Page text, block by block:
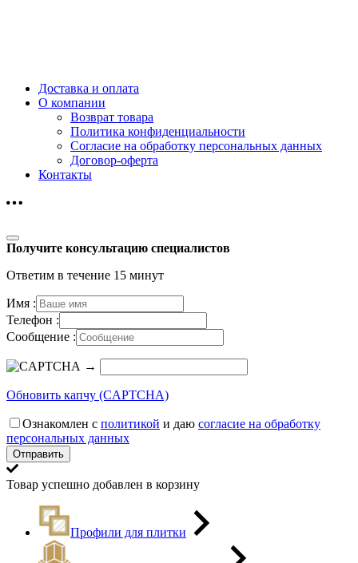
Доставка и оплата
О компании
Возврат товара
Политика конфиденциальности
Согласие на обработку персональных данных
Договор-оферта
Контакты
Получите консультацию специалистов
Ответим в течение 15 минут
Имя :
Телефон :
Сообщение :
→
Обновить капчу (CAPTCHA)
Ознакомлен с политикой и даю согласие на обработку
персональных данных
Товар успешно добавлен в корзину
Профили для плитки